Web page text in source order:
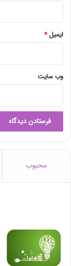
ایمیل*
وب‌ سایت
محبوب